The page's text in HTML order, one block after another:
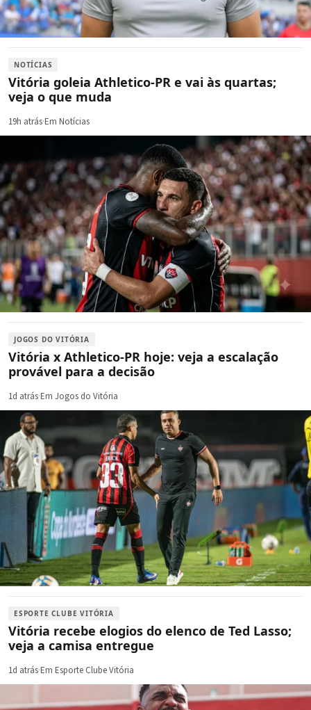
NOTÍCIAS
Vitória goleia Athletico-PR e vai às quartas;
veja o que muda
19h atrás·Em Notícias
JOGOS DO VITÓRIA
Vitória x Athletico-PR hoje: veja a escalação
provável para a decisão
1d atrás·Em Jogos do Vitória
ESPORTE CLUBE VITÓRIA
Vitória recebe elogios do elenco de Ted Lasso;
veja a camisa entregue
1d atrás·Em Esporte Clube Vitória